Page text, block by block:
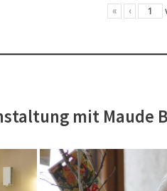
« ‹
mit Maude